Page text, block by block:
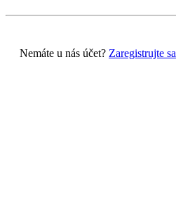
Nemáte u nás účet? Zaregistrujte sa